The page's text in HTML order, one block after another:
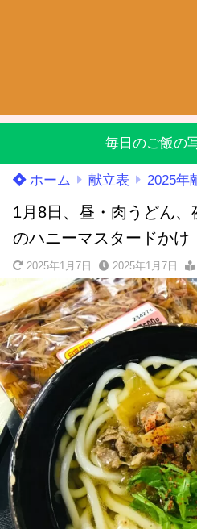
毎日のご飯の
ホーム 献立表 2025年
1月8日、昼・肉うどん
のハニーマスタードかけ
2025年1月7日 2025年1月7日